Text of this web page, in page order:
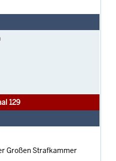
129
Großen Strafkammer